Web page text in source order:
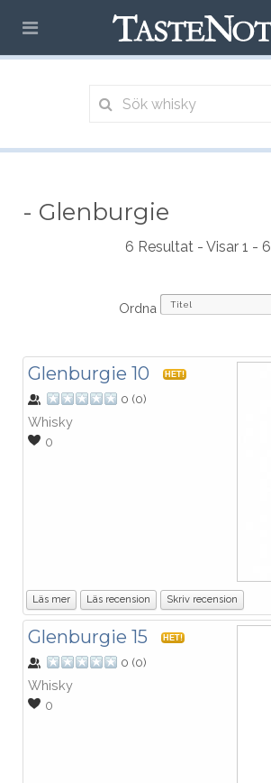
- Glenburgie
6 Resultat - Visar 1 - 6
Ordna
Glenburgie 10 HET!
0 (0)
Whisky
0
Läs mer Läs recension Skriv recension
Glenburgie 15 HET!
0 (0)
Whisky
0